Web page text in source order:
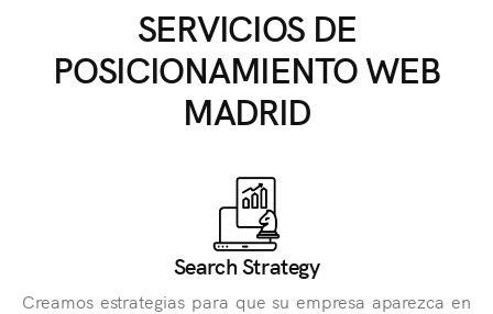
SERVICIOS DE
POSICIONAMIENTO WEB
MADRID
Search Strategy
Creamos estrategias para que su empresa aparezca en